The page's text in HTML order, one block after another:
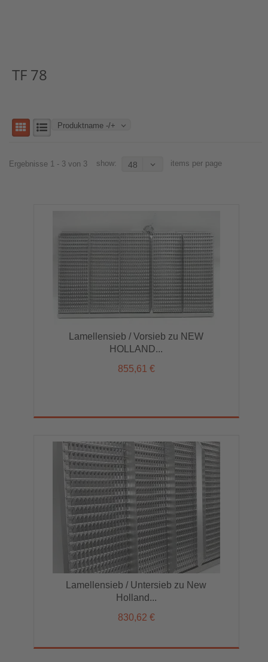
TF 78
Produktname -/+
Ergebnisse 1 - 3 von 3 show: 48 items per page
Lamellensieb / Vorsieb zu NEW
HOLLAND...
855,61 €
Lamellensieb / Untersieb zu New
Holland...
830,62 €